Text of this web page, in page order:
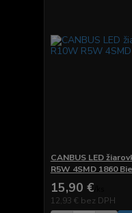
CANBUS LED
R5W 4SMD 1860
15,90 €
12,93 € bez DPH